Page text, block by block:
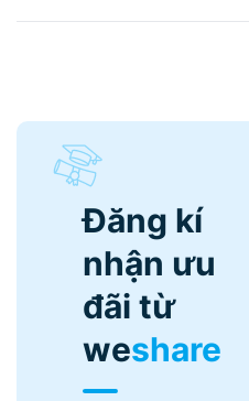
Đăng kí
nhận ưu
đãi từ
weshare